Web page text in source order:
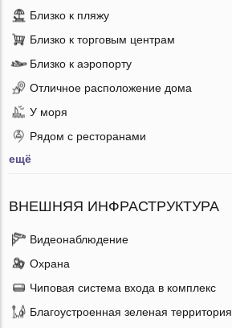
Близко к пляжу
Близко к торговым центрам
Близко к аэропорту
Отличное расположение дома
У моря
Рядом с ресторанами
ещё
ВНЕШНЯЯ ИНФРАСТРУКТУРА
Видеонаблюдение
Охрана
Чиповая система входа в комплекс
Благоустроенная зеленая территория